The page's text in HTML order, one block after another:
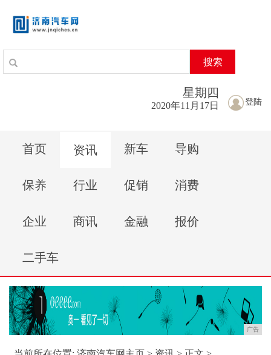
搜索
登陆
星期 四
2020年11月17日
首页 资讯 新车 导购
保养 行业 促销 消费
企业 商讯 金融 报价
二手车
广告